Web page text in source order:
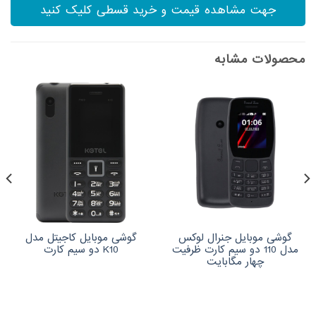
جهت مشاهده قیمت و خرید قسطی کلیک کنید
محصولات مشابه
گوشی موبایل جنرال لوکس
مدل 110 دو سیم کارت ظرفیت
چهار مگابایت
گوشی موبایل کاجیتل مدل
K10 دو سیم کارت